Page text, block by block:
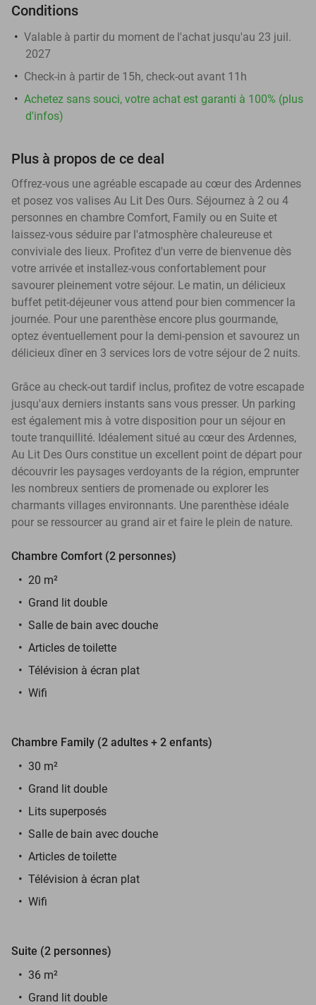
Conditions
Valable à partir du moment de l'achat jusqu'au 23 juil.
2027
Check-in à partir de 15h, check-out avant 11h
Achetez sans souci, votre achat est garanti à 100% (plus
d'infos)
Plus à propos de ce deal
Offrez-vous une agréable escapade au cœur des Ardennes
et posez vos valises Au Lit Des Ours. Séjournez à 2 ou 4
personnes en chambre Comfort, Family ou en Suite et
laissez-vous séduire par l'atmosphère chaleureuse et
conviviale des lieux. Profitez d'un verre de bienvenue dès
votre arrivée et installez-vous confortablement pour
savourer pleinement votre séjour. Le matin, un délicieux
buffet petit-déjeuner vous attend pour bien commencer la
journée. Pour une parenthèse encore plus gourmande,
optez éventuellement pour la demi-pension et savourez un
délicieux dîner en 3 services lors de votre séjour de 2 nuits.
Grâce au check-out tardif inclus, profitez de votre escapade
jusqu'aux derniers instants sans vous presser. Un parking
est également mis à votre disposition pour un séjour en
toute tranquillité. Idéalement situé au cœur des Ardennes,
Au Lit Des Ours constitue un excellent point de départ pour
découvrir les paysages verdoyants de la région, emprunter
les nombreux sentiers de promenade ou explorer les
charmants villages environnants. Une parenthèse idéale
pour se ressourcer au grand air et faire le plein de nature.
Chambre Comfort (2 personnes)
20 m²
Grand lit double
Salle de bain avec douche
Articles de toilette
Télévision à écran plat
Wifi
Chambre Family (2 adultes + 2 enfants)
30 m²
Grand lit double
Lits superposés
Salle de bain avec douche
Articles de toilette
Télévision à écran plat
Wifi
Suite (2 personnes)
36 m²
Grand lit double